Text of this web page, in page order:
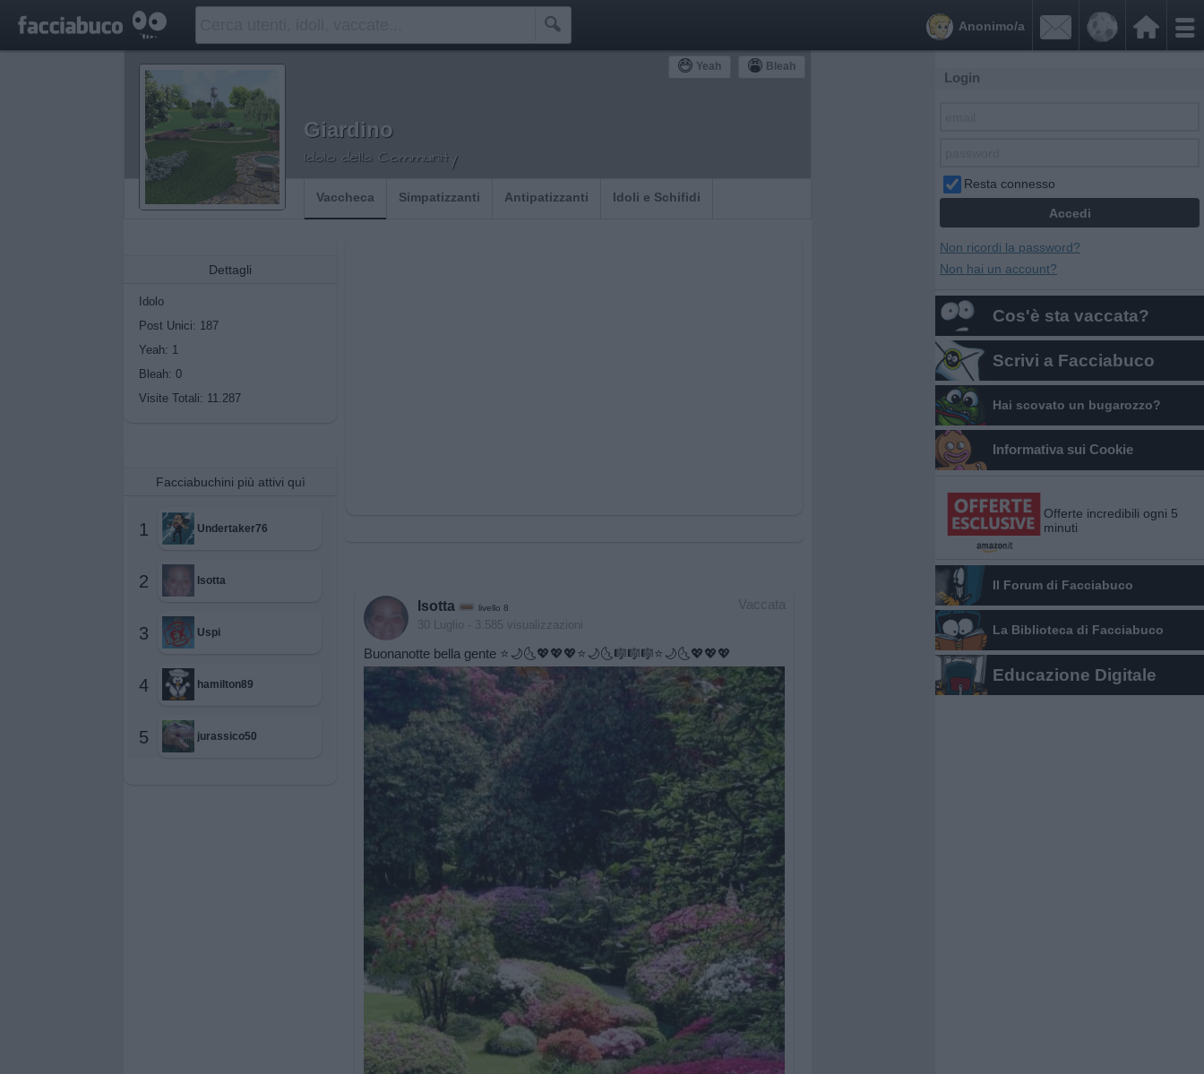
 

Anonimo/a
Yeah Bleah
Giardino
Idolo della Community
Vaccheca Simpatizzanti Antipatizzanti Idoli e Schifidi
Dettagli
Idolo
Post Unici: 187
Yeah: 1
Bleah: 0
Visite Totali: 11.287
Facciabuchini più attivi quì
1 Undertaker76
2 Isotta
3 Uspi
4 hamilton89
5 jurassico50
Vaccata
Isotta livello 8
30 Luglio - 3.585 visualizzazioni
Buonanotte bella gente ⭐️🌙🌜💖💖💖⭐️🌙🌜🎼🎼🎼⭐️🌙🌜💖💖💖
Login
Resta connesso
Non ricordi la password?
Non hai un account?
Cos'è sta vaccata?
Scrivi a Facciabuco
Hai scovato un bugarozzo?
Informativa sui Cookie
Offerte incredibili ogni 5
minuti
Il Forum di Facciabuco
La Biblioteca di Facciabuco
Educazione Digitale